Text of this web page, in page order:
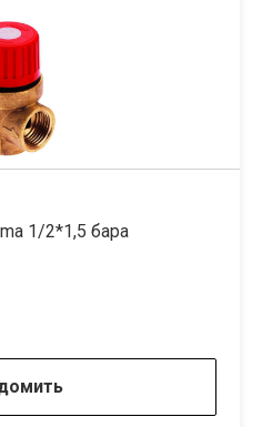
1/2*1,5 бара